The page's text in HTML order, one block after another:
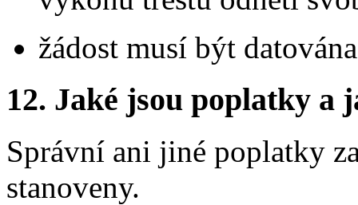
žádost musí být
12. Jaké jsou poplatky a
Správní ani jiné poplatky
stanoveny.